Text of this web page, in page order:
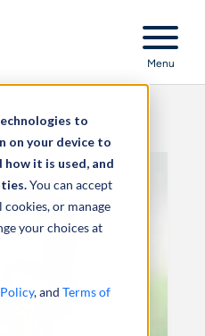
to
on your device to
it is used, and
You can accept
or manage
your choices at
, and Terms of
Menu